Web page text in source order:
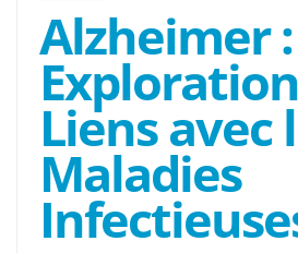
Alzheimer
Liens avec
Maladies